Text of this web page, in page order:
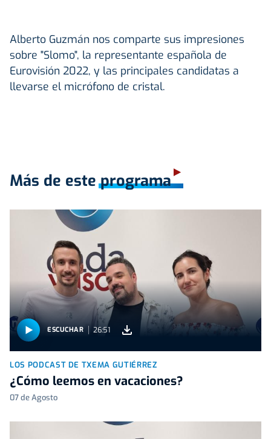
Alberto Guzmán nos comparte sus impresiones
sobre "Slomo", la representante española de
Eurovisión 2022, y las principales candidatas a
llevarse el micrófono de cristal.
Más de este programa
ESCUCHAR 26:51
LOS PODCAST DE TXEMA GUTIÉRREZ
¿Cómo leemos en vacaciones?
07 de Agosto